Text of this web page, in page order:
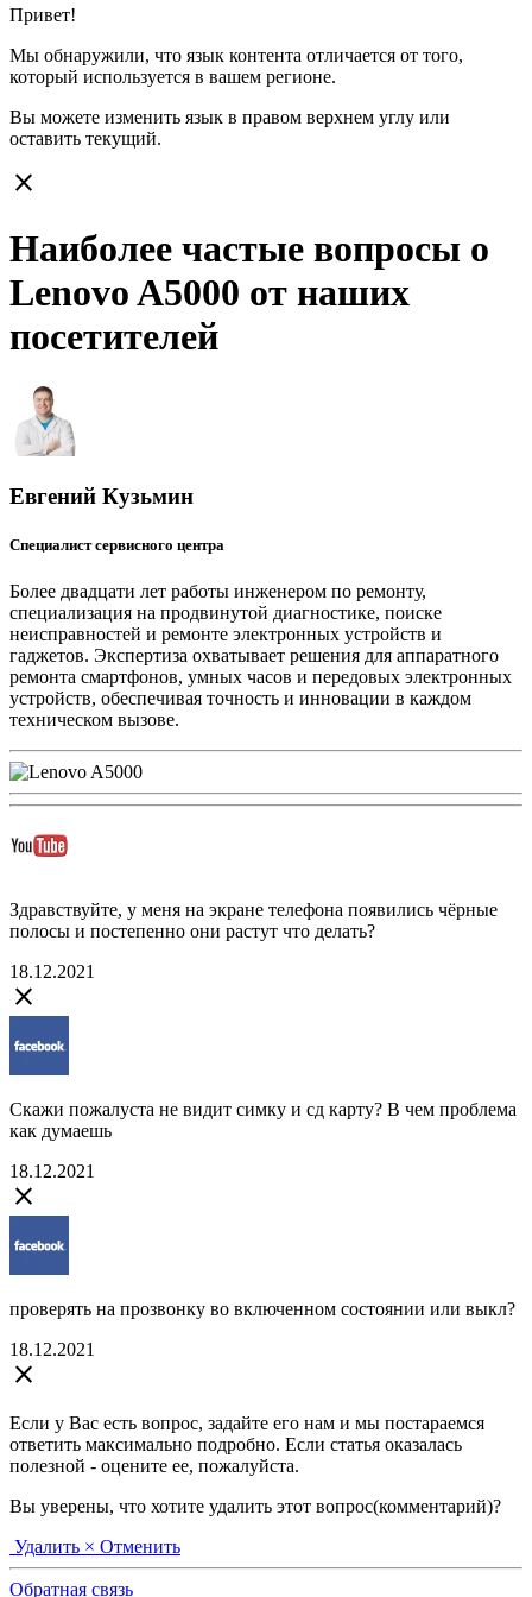
Привет!
Мы обнаружили, что язык контента отличается от того,
который используется в вашем регионе.
Вы можете изменить язык в правом верхнем углу или
оставить текущий.
close
Наиболее частые вопросы о
Lenovo A5000 от наших
посетителей
Евгений Кузьмин
Специалист сервисного центра
Более двадцати лет работы инженером по ремонту,
специализация на продвинутой диагностике, поиске
неисправностей и ремонте электронных устройств и
гаджетов. Экспертиза охватывает решения для аппаратного
ремонта смартфонов, умных часов и передовых электронных
устройств, обеспечивая точность и инновации в каждом
техническом вызове.
Здравствуйте, у меня на экране телефона появились чёрные
полосы и постепенно они растут что делать?
18.12.2021
close
Скажи пожалуста не видит симку и сд карту? В чем проблема
как думаешь
18.12.2021
close
проверять на прозвонку во включенном состоянии или выкл?
18.12.2021
close
Если у Вас есть вопрос, задайте его нам и мы постараемся
ответить максимально подробно. Если статья оказалась
полезной - оцените ее, пожалуйста.
Вы уверены, что хотите удалить этот вопрос(комментарий)?
Удалить × Отменить
Обратная связь